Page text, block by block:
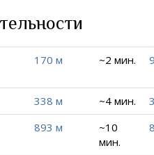
170 м ~2 мин.
338 м ~4 мин.
893 м
~10
мин.